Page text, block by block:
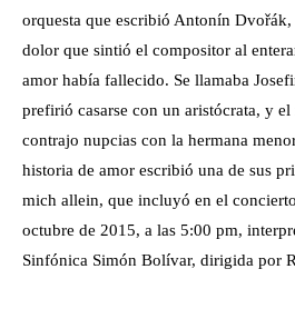
orquesta que escribió Antonín Dvořák,
dolor que sintió el compositor al
amor había fallecido. Se llamaba
prefirió casarse con un aristócrata, y
contrajo nupcias con la hermana
historia de amor escribió una de sus
mich allein, que incluyó en el
octubre de 2015, a las 5:00 pm,
Sinfónica Simón Bolívar, dirigida por